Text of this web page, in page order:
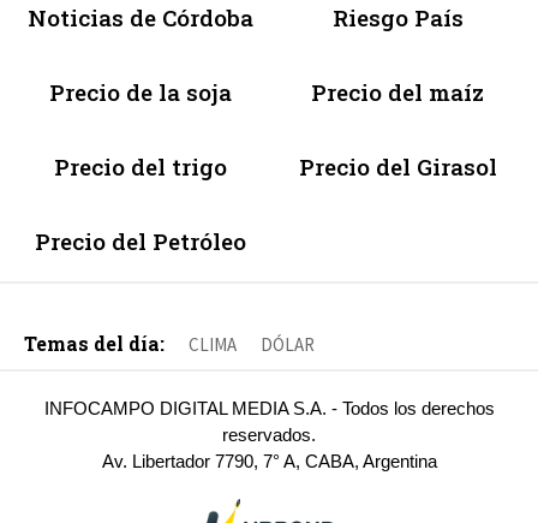
Noticias de Córdoba Riesgo País
Precio de la soja Precio del maíz
Precio del trigo Precio del Girasol
Precio del Petróleo
Temas del día: CLIMA DÓLAR
INFOCAMPO DIGITAL MEDIA S.A. - Todos los derechos
reservados.
Av. Libertador 7790, 7° A, CABA, Argentina